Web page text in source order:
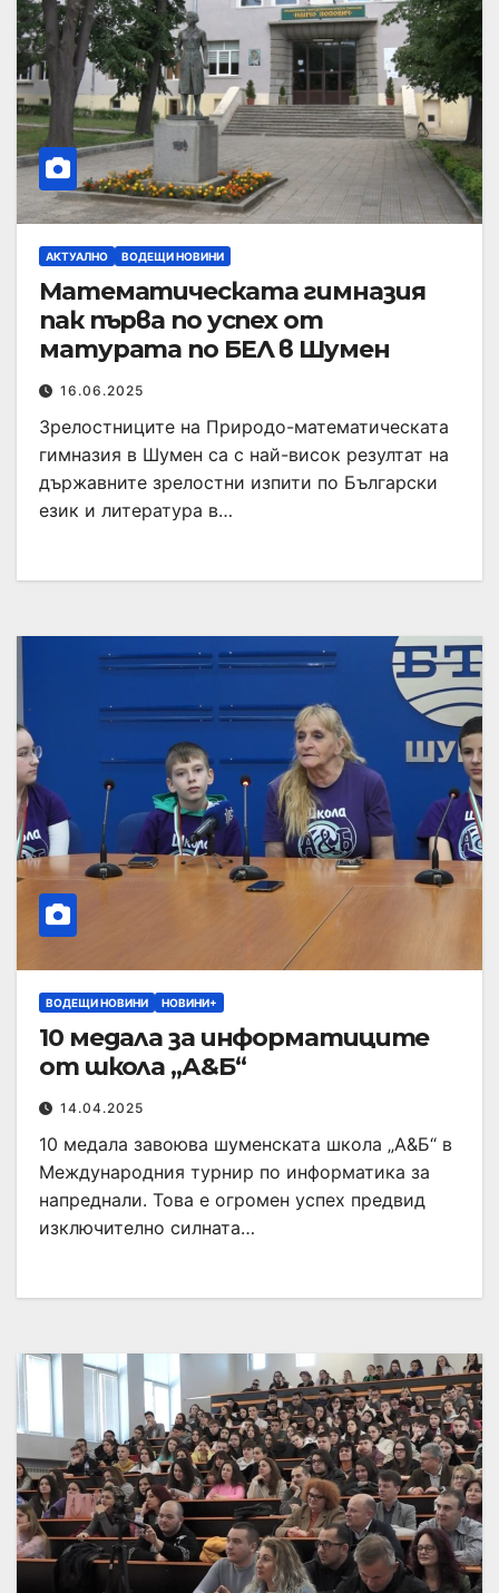
АКТУАЛНО ВОДЕЩИ НОВИНИ
Математическата гимназия
пак първа по успех от
матурата по БЕЛ в Шумен
16.06.2025
Зрелостниците на Природо-математическата
гимназия в Шумен са с най-висок резултат на
държавните зрелостни изпити по Български
език и литература в…
ВОДЕЩИ НОВИНИ НОВИНИ+
10 медала за информатиците
от школа „А&Б“
14.04.2025
10 медала завоюва шуменската школа „А&Б“ в
Международния турнир по информатика за
напреднали. Това е огромен успех предвид
изключително силната…